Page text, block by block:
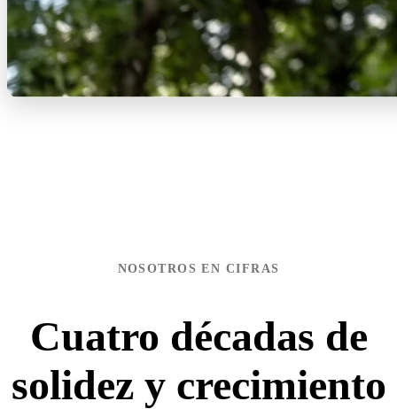
NOSOTROS EN CIFRAS
Cuatro décadas de
solidez y crecimiento